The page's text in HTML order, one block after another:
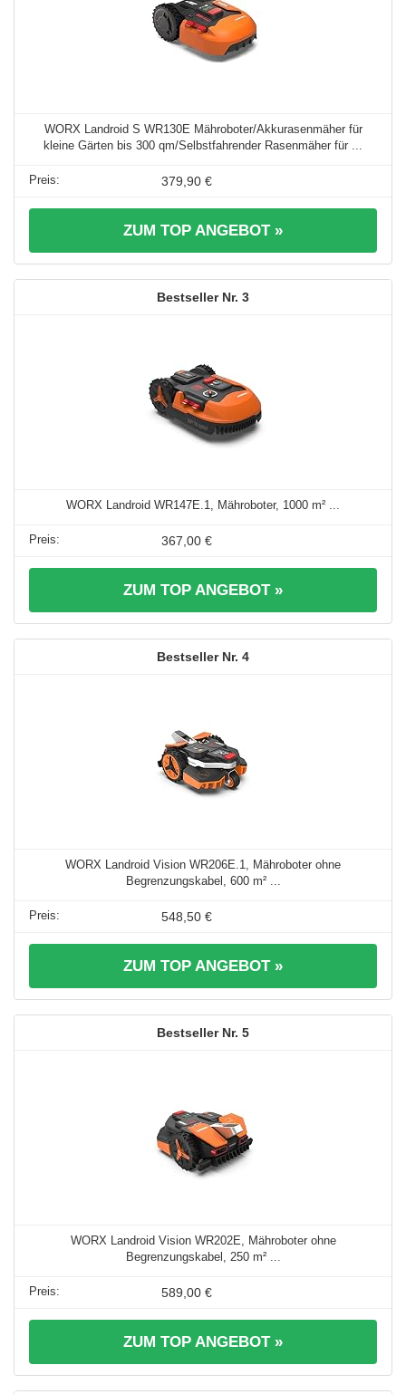
WORX Landroid S WR130E Mähroboter/Akkurasenmäher für
kleine Gärten bis 300 qm/Selbstfahrender Rasenmäher für ...
379,90 €
ZUM TOP ANGEBOT »
3
WORX Landroid WR147E.1, Mähroboter, 1000 m² ...
367,00 €
ZUM TOP ANGEBOT »
4
WORX Landroid Vision WR206E.1, Mähroboter ohne
Begrenzungskabel, 600 m² ...
548,50 €
ZUM TOP ANGEBOT »
5
WORX Landroid Vision WR202E, Mähroboter ohne
Begrenzungskabel, 250 m² ...
589,00 €
ZUM TOP ANGEBOT »